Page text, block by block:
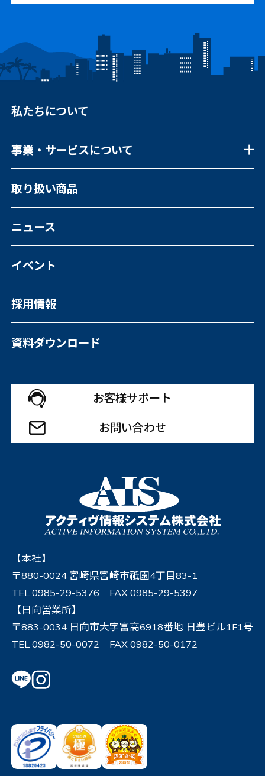
【本社】
〒880-0024 宮崎県宮崎市祇園4丁目83-1
TEL 0985-29-5376 FAX 0985-29-5397
【日向営業所】
〒883-0034 日向市大字富高6918番地 日豊ビル1F1号
TEL 0982-50-0072 FAX 0982-50-0172
私たちについて
事業・サービスについて
事業・サービスについて一覧
福祉向けソフトウェア
コンピュータ・OA機器販売
外国人の人材紹介
取り扱い商品
ニュース
イベント
採用情報
資料ダウンロード
お客様サポート
お問い合わせ